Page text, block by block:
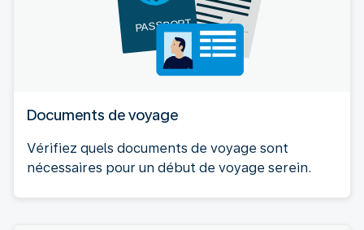
Documents de voyage
Vérifiez quels documents de voyage sont
nécessaires pour un début de voyage serein.